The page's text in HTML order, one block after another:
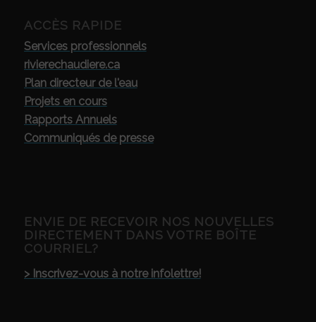
ACCÈS RAPIDE
Services professionnels
rivierechaudiere.ca
Plan directeur de l'eau
Projets en cours
Rapports Annuels
Communiqués de presse
ENVIE DE RECEVOIR NOS NOUVELLES
DIRECTEMENT DANS VOTRE BOÎTE
COURRIEL?
> Inscrivez-vous à notre infolettre!